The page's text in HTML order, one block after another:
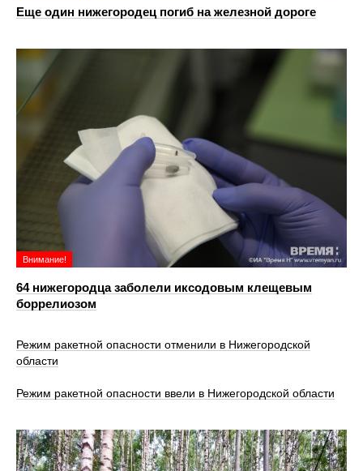
Еще один нижегородец погиб на железной дороге
Внимание!
64 нижегородца заболели иксодовым клещевым
боррелиозом
Режим ракетной опасности отменили в Нижегородской
области
Режим ракетной опасности ввели в Нижегородской области